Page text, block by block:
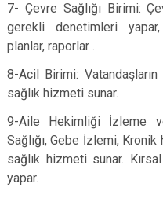
7- Çevre Sağlığı Birimi:
gerekli denetimleri yapar,
planlar, raporlar .
8-Acil Birimi:
sağlık hizmeti sunar.
9-Aile Hekimliği İzleme
Sağlığı, Gebe İzlemi,
sağlık hizmeti sunar.
yapar.